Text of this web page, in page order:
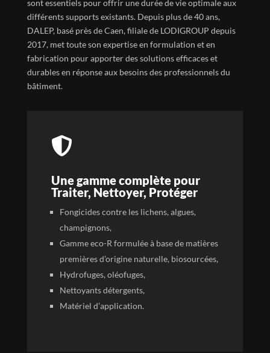
sont essentiels pour offrir une durée de vie optimale aux
différents supports existants. Depuis plus de 40 ans,
DALEP, basé près de Caen, filiale de LODIGROUP depuis
2017, met toute son expertise en formulation et en
fabrication pour apporter des solutions efficaces et
durables en réponse aux besoins des professionnels du
bâtiment.

Une gamme complète pour
Traiter, Nettoyer, Protéger
Fongicides contre les lichens, algues,
champignons,
Gamme eco-R formulée à base de matières
premières d’origine naturelle, biosourcées,
Hydrofuges, oléofuges,
Nettoyants détergents,
Matériel d’application.